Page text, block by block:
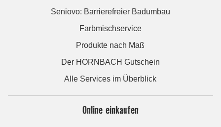
Seniovo: Barrierefreier Badumbau
Farbmischservice
Produkte nach Maß
Der HORNBACH Gutschein
Alle Services im Überblick
Online einkaufen